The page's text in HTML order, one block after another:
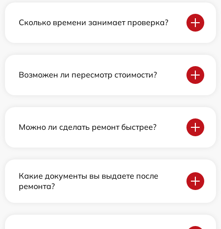
Сколько времени занимает проверка?
Возможен ли пересмотр стоимости?
Можно ли сделать ремонт быстрее?
Какие документы вы выдаете после
ремонта?